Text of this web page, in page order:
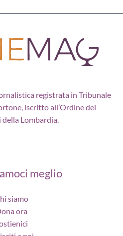
registrata in Tribunale
iscritto all’Ordine dei
Lombardia.
meglio
siamo
ora